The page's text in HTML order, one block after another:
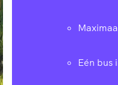
Eén bus